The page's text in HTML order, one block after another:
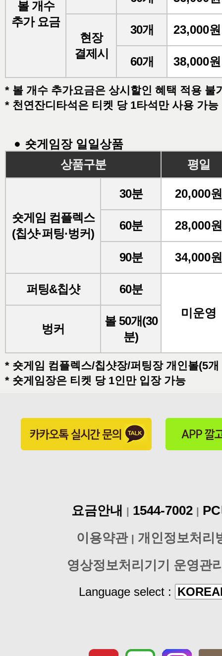
볼 개수
추가 요금
현장
결제시
30개 23,000원
60개 38,000원
* 볼 개수 추가요금은 상시할인 혜택 적용 불
* 천연잔디타석은 티켓 당 1타석만 사용 가능
숏게임장 일일상품
상품구분
평일
숏게임 컴플렉스
(칩샷·퍼팅·벙커)
30분 20,000원
60분 28,000원
90분 34,000원
퍼팅&칩샷
60분
미운영
벙커
볼 50개(30
분)
* 숏게임 컴플렉스/칩샷장/퍼팅장 개인볼(5
* 숏게임장은 티켓 당 1인만 입장 가능
요금안내 | 1544-7002 |
이용약관 | 개인정보처리
영상정보처리기기 운영관
Language select :